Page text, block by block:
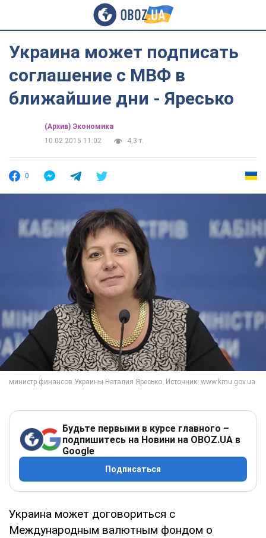
Украина может подписать
соглашение с МВФ в
ближайшие дни - Яресько
(Архив) Экономика
10.02.2015 11:02
4,3 т.
0
Будьте первыми в курсе главного –
подпишитесь на Новини на OBOZ.UA в
Google
Подписаться
Украина может договориться с
Международным валютным фондом о